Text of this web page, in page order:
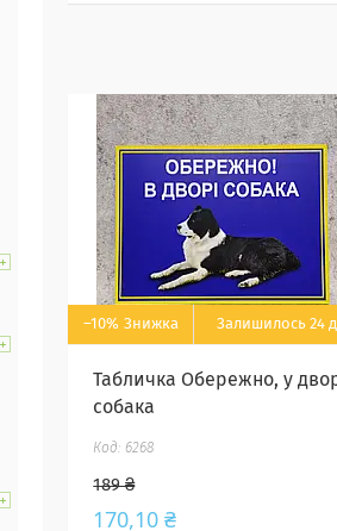
–10% Залишилось 24
Табличка Обережно, у
собака
6268
189 ₴
170,10 ₴